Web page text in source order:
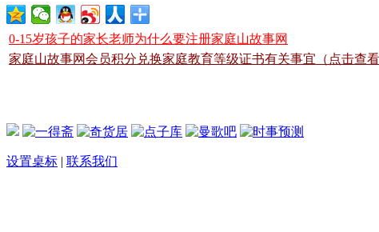
0-15岁孩子的家长老师为什么要注册家庭山故事网
家庭山故事网会员积分兑换家庭教育等级证书有关事宜（点击查看
设置桌标 | 联系我们